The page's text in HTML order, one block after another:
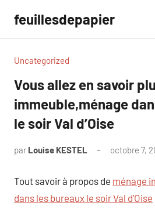
contenu
feuillesdepapier
Uncategorized
Vous allez en savoir
immeuble,ménage
le soir Val d’Oise
par Louise KESTEL octobre 7,
Tout savoir à propos de ménage
dans les bureaux le soir Val d’Oise